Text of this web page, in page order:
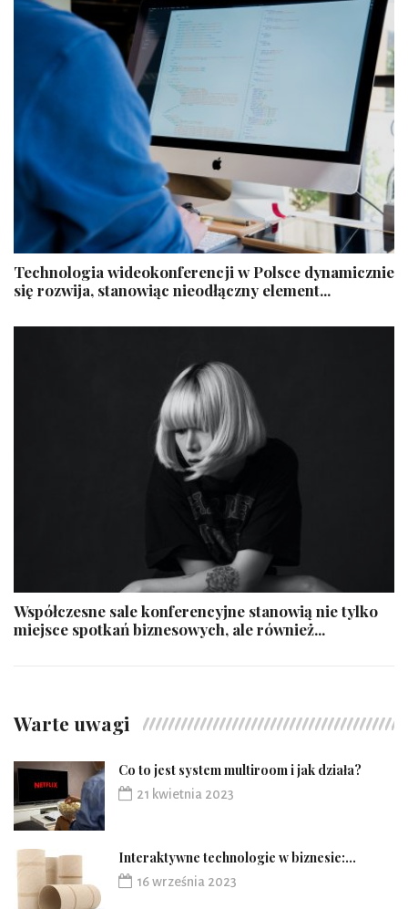
Technologia wideokonferencji w Polsce dynamicznie
się rozwija, stanowiąc nieodłączny element...
Współczesne sale konferencyjne stanowią nie tylko
miejsce spotkań biznesowych, ale również...
Warte uwagi
Co to jest system multiroom i jak działa?
21 kwietnia 2023
Interaktywne technologie w biznesie:...
16 września 2023